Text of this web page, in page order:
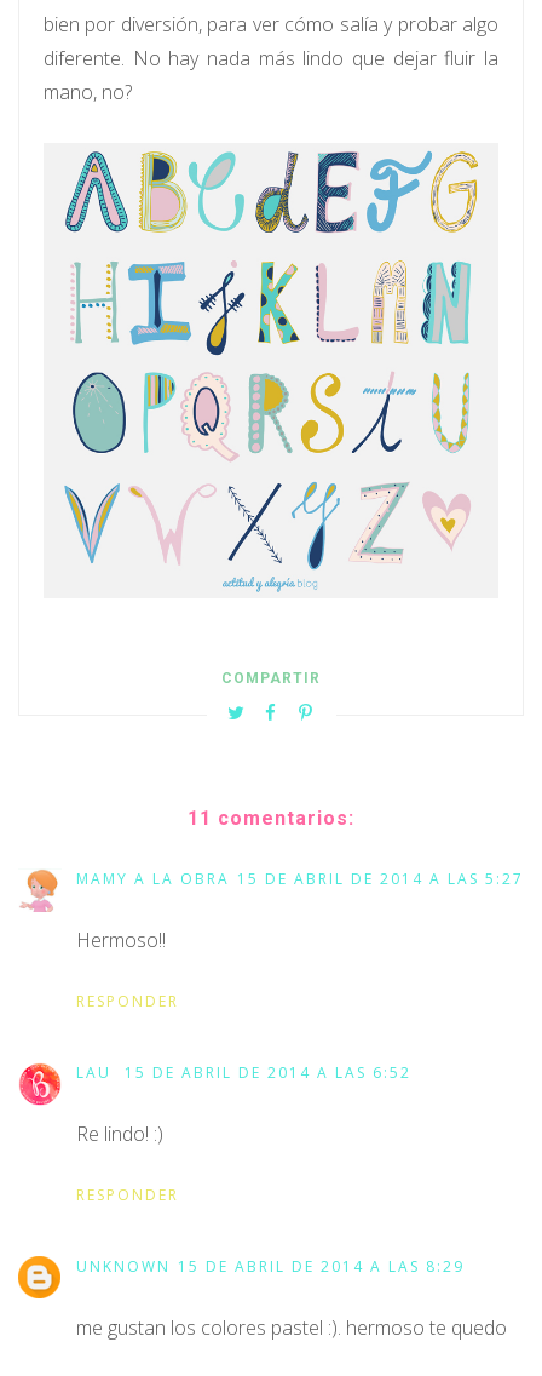
bien por diversión, para ver cómo salía y probar algo
diferente. No hay nada más lindo que dejar fluir la
mano, no?
COMPARTIR
11 comentarios:
MAMY A LA OBRA 15 DE ABRIL DE 2014 A LAS 5:27
Hermoso!!
RESPONDER
LAU 15 DE ABRIL DE 2014 A LAS 6:52
Re lindo! :)
RESPONDER
UNKNOWN 15 DE ABRIL DE 2014 A LAS 8:29
me gustan los colores pastel :). hermoso te quedo